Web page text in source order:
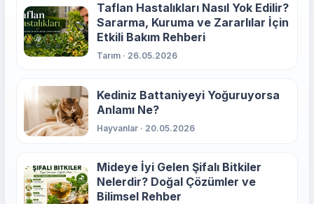
Taflan Hastalıkları Nasıl Yok Edilir?
Sararma, Kuruma ve Zararlılar İçin
Etkili Bakım Rehberi
Tarım · 26.05.2026
Kediniz Battaniyeyi Yoğuruyorsa
Anlamı Ne?
Hayvanlar · 20.05.2026
Mideye İyi Gelen Şifalı Bitkiler
Nelerdir? Doğal Çözümler ve
Bilimsel Rehber